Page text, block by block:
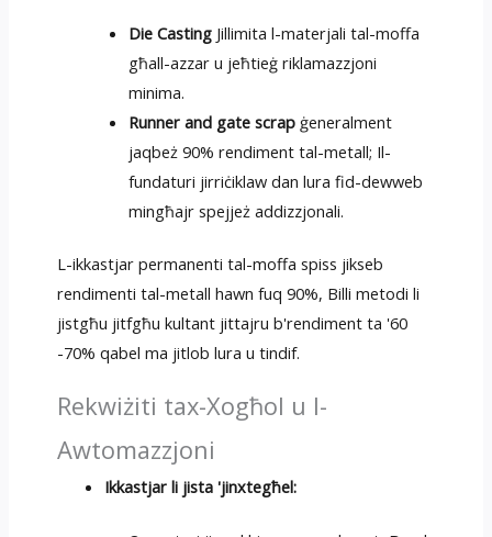
Die Casting Jillimita l-materjali tal-moffa
għall-azzar u jeħtieġ riklamazzjoni
minima.
Runner and gate scrap ġeneralment
jaqbeż 90% rendiment tal-metall; Il-
fundaturi jirriċiklaw dan lura fid-dewweb
mingħajr spejjeż addizzjonali.
L-ikkastjar permanenti tal-moffa spiss jikseb
rendimenti tal-metall hawn fuq 90%, Billi metodi li
jistgħu jitfgħu kultant jittajru b'rendiment ta '60
-70% qabel ma jitlob lura u tindif.
Rekwiżiti tax-Xogħol u l-
Awtomazzjoni
Ikkastjar li jista 'jinxtegħel: